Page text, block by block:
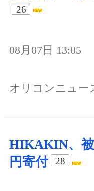
26
08月07日 13:05
オリコンニュー
HIKAKIN、
円寄付
28